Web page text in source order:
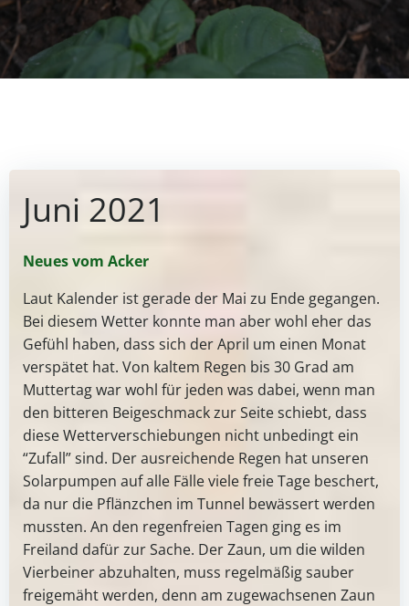
Juni 2021
Neues vom Acker
Laut Kalender ist gerade der Mai zu Ende gegangen.
Bei diesem Wetter konnte man aber wohl eher das
Gefühl haben, dass sich der April um einen Monat
verspätet hat. Von kaltem Regen bis 30 Grad am
Muttertag war wohl für jeden was dabei, wenn man
den bitteren Beigeschmack zur Seite schiebt, dass
diese Wetterverschiebungen nicht unbedingt ein
“Zufall” sind. Der ausreichende Regen hat unseren
Solarpumpen auf alle Fälle viele freie Tage beschert,
da nur die Pflänzchen im Tunnel bewässert werden
mussten. An den regenfreien Tagen ging es im
Freiland dafür zur Sache. Der Zaun, um die wilden
Vierbeiner abzuhalten, muss regelmäßig sauber
freigemäht werden, denn am zugewachsenen Zaun